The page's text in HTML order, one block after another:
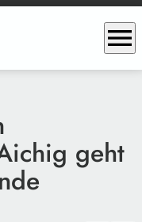
menu
geht